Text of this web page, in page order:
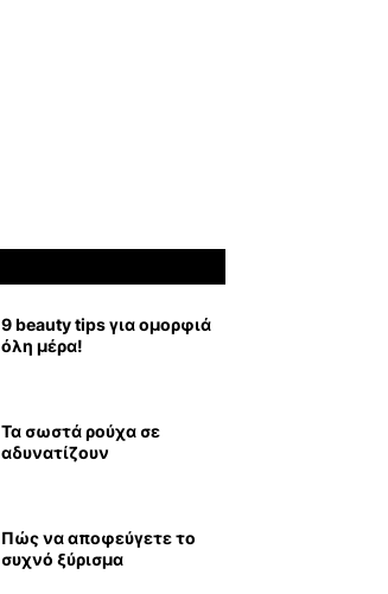
9 beauty tips για ομορφιά
όλη μέρα!
Τα σωστά ρούχα σε
αδυνατίζουν
Πώς να αποφεύγετε το
συχνό ξύρισμα